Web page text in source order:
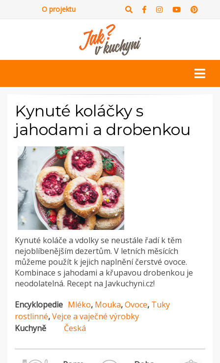
O projektu
Kynuté koláčky s
jahodami a drobenkou
Kynuté koláče a vdolky se neustále řadí k těm
nejoblíbenějším dezertům. V letních měsících
můžeme použít k jejich naplnění čerstvé ovoce.
Kombinace s jahodami a křupavou drobenkou je
neodolatelná. Recept na Javkuchyni.cz!
Encyklopedie Mléko, Mouka,Ovoce, Tuky
rostlinné,Vejce a vaječné výrobky
Kuchyně
Česká